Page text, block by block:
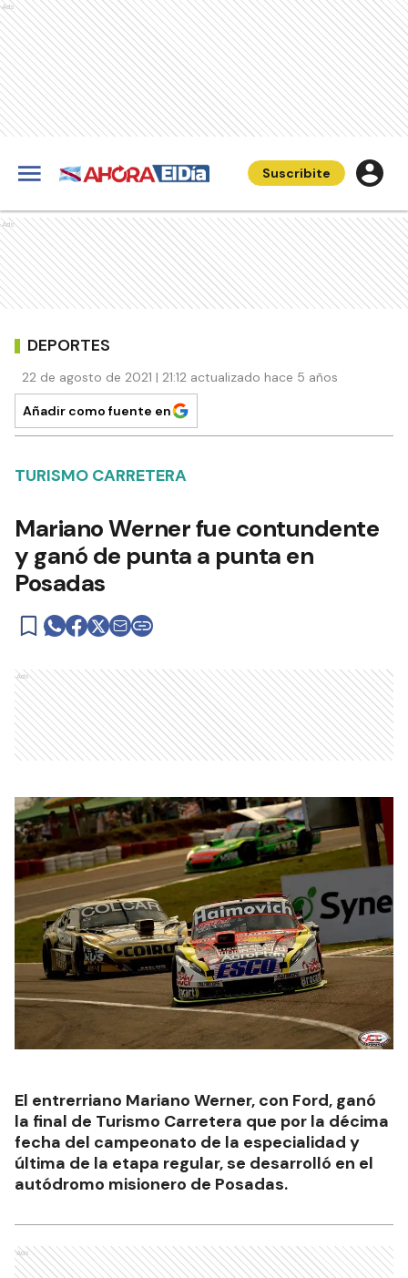
Ads
Suscribite
Ads
DEPORTES
22 de agosto de 2021 | 21:12 actualizado hace 5 años
Añadir como fuente en
TURISMO CARRETERA
Mariano Werner fue contundente
y ganó de punta a punta en
Posadas
Ads
El entrerriano Mariano Werner, con Ford, ganó
la final de Turismo Carretera que por la décima
fecha del campeonato de la especialidad y
última de la etapa regular, se desarrolló en el
autódromo misionero de Posadas.
Ads